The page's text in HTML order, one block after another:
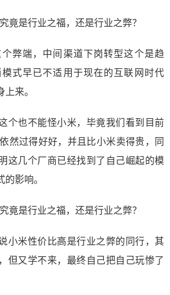
弊端，中间渠道下岗转型这个是趋
式早已不适用于现在的互联网时代
来。
个也不能怪小米，毕竟我们看到目前
然过得好好，并且比小米卖得贵，同
这几个厂商已经找到了自己崛起的模
影响。
小米性价比高是行业之弊的同行，其
但又学不来，最终自己把自己玩惨了